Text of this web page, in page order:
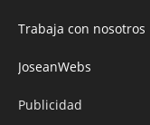
Trabaja con nosotros
JoseanWebs
Publicidad